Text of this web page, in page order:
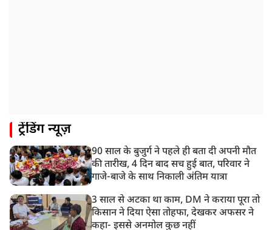
ट्रेंडिंग न्यूज़
90 साल के बुजुर्ग ने पहले ही बता दी अपनी मौत
की तारीख, 4 दिन बाद सच हुई बात, परिवार ने
गाजे-बाजे के साथ निकाली अंतिम यात्रा
3 साल से अटका था काम, DM ने कराया पूरा तो
किसान ने दिया ऐसा तोहफा, देखकर अफसर ने
कहा- इससे अनमोल कुछ नहीं